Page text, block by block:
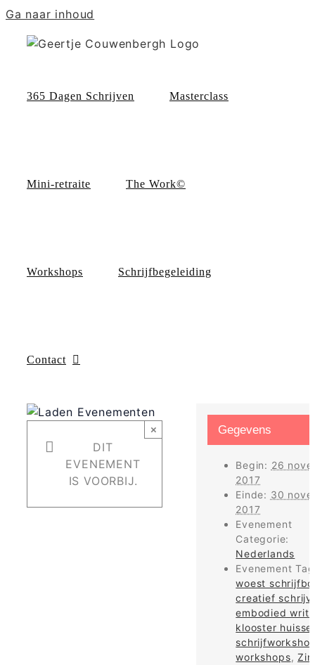
Ga naar inhoud
365 Dagen Schrijven Masterclass
Mini-retraite The Work©
Workshops Schrijfbegeleiding
Contact
DIT
EVENEMENT
IS VOORBIJ.
× Gegevens
Begin: 26
2017
Einde: 30
2017
Evenement
Categorie:
Nederlands
Evenement
woest
creatief
embodied
klooster
workshops,Zin